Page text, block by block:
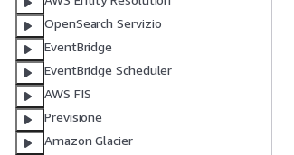
OpenSearch Servizio
EventBridge
EventBridge Scheduler
AWS FIS
Previsione
Amazon Glacier